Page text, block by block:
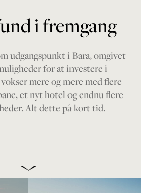
Hotel
Range
i fremgang
udgangspunkt i Bara, omgivet
for at investere i
mere og mere med flere
et nyt hotel og endnu flere
Alt dette på kort tid.